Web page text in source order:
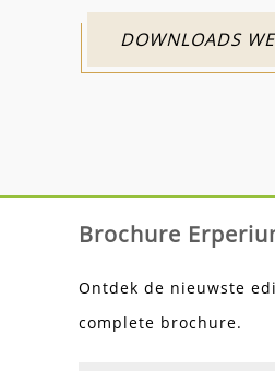
DOWNLOADS
Brochure
Ontdek de nieuwste
complete brochure.